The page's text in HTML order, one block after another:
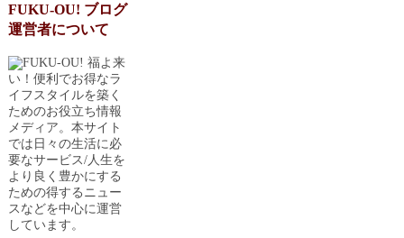
FUKU-OU! ブログ
運営者について
福よ来
い！便利でお得なラ
イフスタイルを築く
ためのお役立ち情報
メディア。本サイト
では日々の生活に必
要なサービス/人生を
より良く豊かにする
ための得するニュー
スなどを中心に運営
しています。